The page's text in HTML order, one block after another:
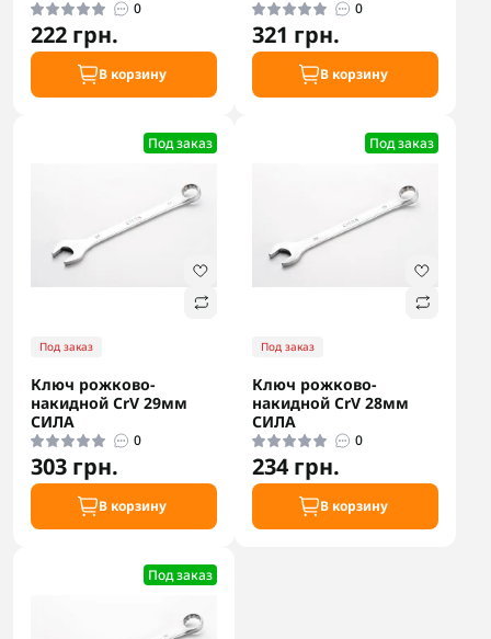
0
222 грн.
В корзину
0
321 грн.
В корзину
Под заказ
Под заказ
Ключ рожково-
накидной CrV 29мм
СИЛА
0
303 грн.
В корзину
Под заказ
Под заказ
Ключ рожково-
накидной CrV 28мм
СИЛА
0
234 грн.
В корзину
Под заказ